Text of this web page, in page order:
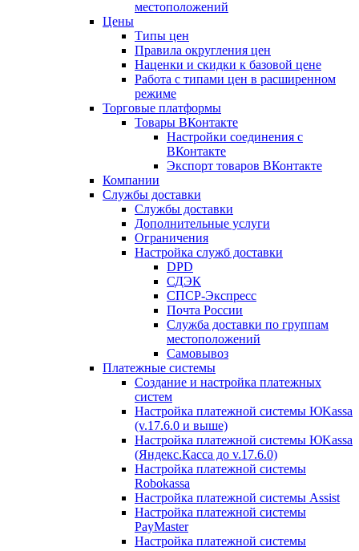
местоположений
Цены
Типы цен
Правила округления цен
Наценки и скидки к базовой цене
Работа с типами цен в расширенном
режиме
Торговые платформы
Товары ВКонтакте
Настройки соединения с
ВКонтакте
Экспорт товаров ВКонтакте
Компании
Службы доставки
Службы доставки
Дополнительные услуги
Ограничения
Настройка служб доставки
DPD
СДЭК
СПСР-Экспресс
Почта России
Служба доставки по группам
местоположений
Самовывоз
Платежные системы
Создание и настройка платежных
систем
Настройка платежной системы ЮKassa
(v.17.6.0 и выше)
Настройка платежной системы ЮKassa
(Яндекс.Касса до v.17.6.0)
Настройка платежной системы
Robokassa
Настройка платежной системы Assist
Настройка платежной системы
PayMaster
Настройка платежной системы